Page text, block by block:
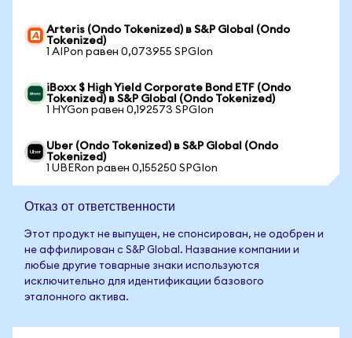
Arteris (Ondo Tokenized) в S&P Global (Ondo
Tokenized)
1 AIPon равен 0,073955 SPGIon
iBoxx $ High Yield Corporate Bond ETF (Ondo
Tokenized) в S&P Global (Ondo Tokenized)
1 HYGon равен 0,192573 SPGIon
Uber (Ondo Tokenized) в S&P Global (Ondo
Tokenized)
1 UBERon равен 0,155250 SPGIon
Отказ от ответственности
Этот продукт не выпущен, не спонсирован, не одобрен и
не аффилирован с S&P Global. Название компании и
любые другие товарные знаки используются
исключительно для идентификации базового
эталонного актива.